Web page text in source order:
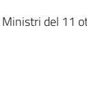
del 11